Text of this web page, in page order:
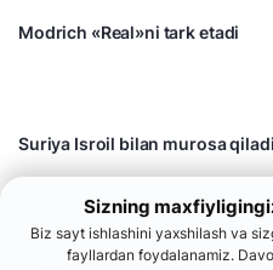
Sizning
Biz sayt ishlashini yaxshilash va
fayllardan foydalanamiz.
Modrich «Real»ni tark etadi
Suriya Isroil bilan murosa